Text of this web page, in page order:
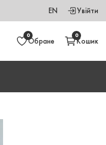
EN Увійти
0
Обране
0
Кошик